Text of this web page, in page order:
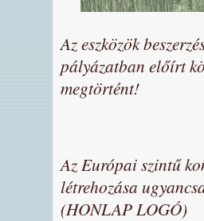
Az eszközök
pályázatban előírt
megtörtént!
Az Európai szintű
létrehozása
(HONLAP LOGÓ)